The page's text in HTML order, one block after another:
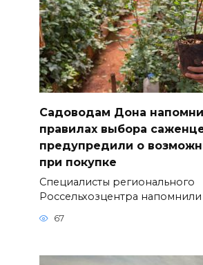
Садоводам Дона
правилах выбора
предупредили о
при покупке
Специалисты регионального
Россельхозцентра напомнили
67